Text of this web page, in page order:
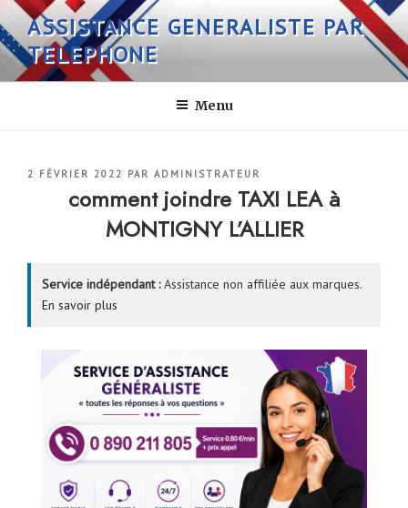
Aller
au
contenu
principal
ASSISTANCE GENERALISTE PAR
TELEPHONE
Menu
PUBLIÉ
2 FÉVRIER 2022 PAR ADMINISTRATEUR
comment joindre TAXI LEA à
MONTIGNY L’ALLIER
Service indépendant :Assistance non affiliée aux marques.
En savoir plus